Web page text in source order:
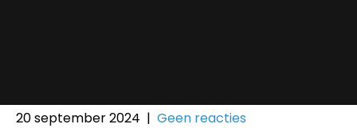
20 september 2024 | Geen reacties